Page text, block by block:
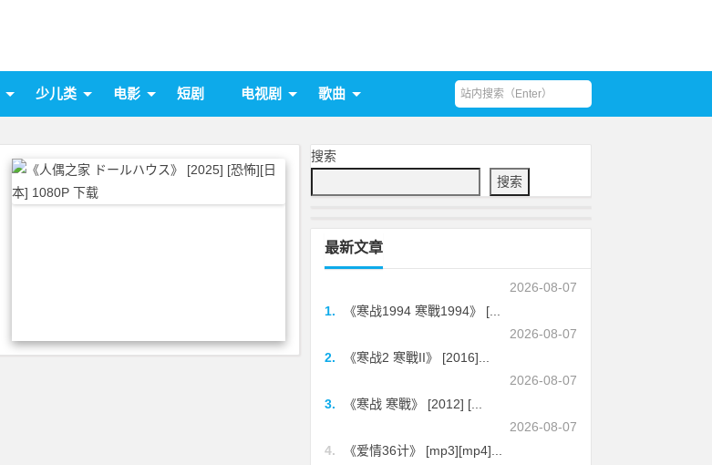
少儿类 电影 短剧 电视剧 歌曲
搜索
搜索
最新文章
2026-08-07
1.
《寒战1994 寒戰1994》 [...
2026-08-07
2.
《寒战2 寒戰II》 [2016]...
2026-08-07
3.
《寒战 寒戰》 [2012] [...
2026-08-07
4.
《爱情36计》 [mp3][mp4]...